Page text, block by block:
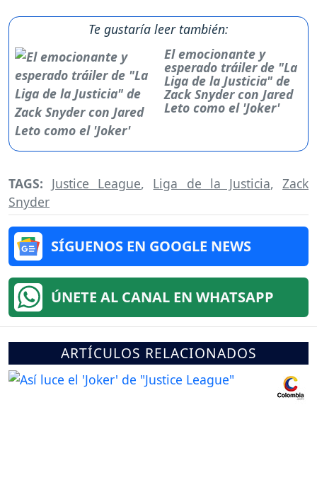
Te gustaría leer también:
El emocionante y
esperado tráiler de "La
Liga de la Justicia" de
Zack Snyder con Jared
Leto como el 'Joker'
TAGS: Justice League, Liga de la Justicia,Zack
Snyder
SÍGUENOS EN GOOGLE NEWS
ÚNETE AL CANAL EN WHATSAPP
ARTÍCULOS RELACIONADOS